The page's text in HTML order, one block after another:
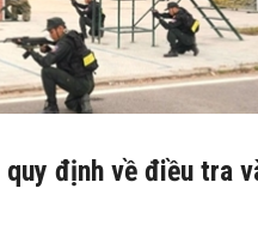
định về điều tra